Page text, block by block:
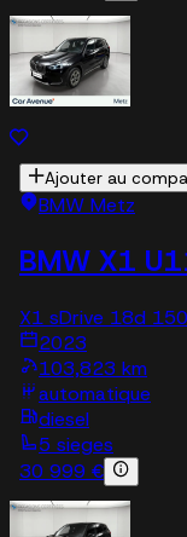
Ajouter au
BMW Metz
BMW X1
X1 sDrive 18d
2023
103,823 km
automatique
diesel
5 sieges
30 999 €